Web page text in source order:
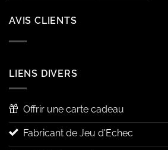
AVIS CLIENTS
LIENS DIVERS
Offrir une carte cadeau
Fabricant de Jeu d'Echec